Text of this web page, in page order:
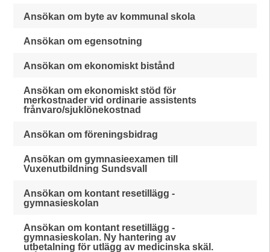
Ansökan om byte av kommunal skola
Ansökan om egensotning
Ansökan om ekonomiskt bistånd
Ansökan om ekonomiskt stöd för
merkostnader vid ordinarie assistents
frånvaro/sjuklönekostnad
Ansökan om föreningsbidrag
Ansökan om gymnasieexamen till
Vuxenutbildning Sundsvall
Ansökan om kontant resetillägg -
gymnasieskolan
Ansökan om kontant resetillägg -
gymnasieskolan. Ny hantering av
utbetalning för utlägg av medicinska skäl.